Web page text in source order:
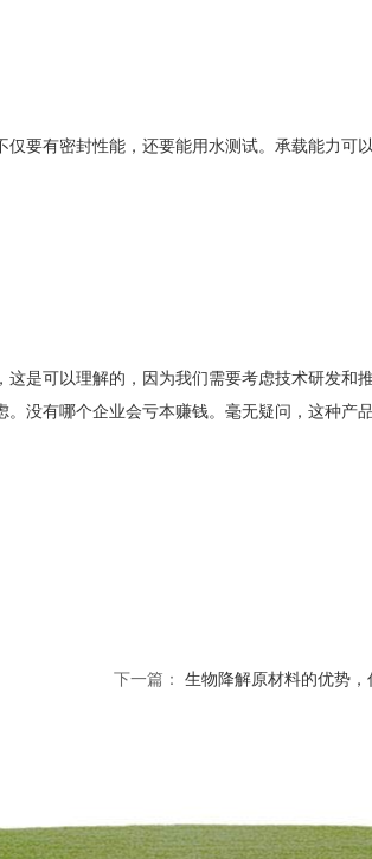
要有密封性能，还要能用水测试。承载能力可
是可以理解的，因为我们需要考虑技术研发和
没有哪个企业会亏本赚钱。毫无疑问，这种产
下一篇： 生物降解原材料的优势